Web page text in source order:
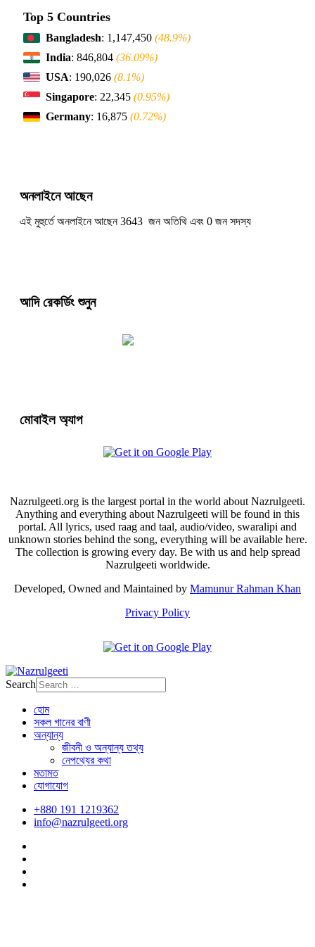
Top 5 Countries
Bangladesh: 1,147,450 (48.9%)
India: 846,804 (36.09%)
USA: 190,026 (8.1%)
Singapore: 22,345 (0.95%)
Germany: 16,875 (0.72%)
অনলাইনে আছেন
এই মুহুর্তে অনলাইনে আছেন 3643 জন অতিথি এবং 0 জন সদস্য
আদি রেকর্ডিং শুনুন
মোবাইল অ্যাপ
Nazrulgeeti.org is the largest portal in the world about Nazrulgeeti.
Anything and everything about Nazrulgeeti will be found in this
portal. All lyrics, used raag and taal, audio/video, swaralipi and
unknown stories behind the song, everything will be available here.
The collection is growing every day. Be with us and help spread
Nazrulgeeti worldwide.
Developed, Owned and Maintained by Mamunur Rahman Khan
Privacy Policy
Search
হোম
সকল গানের বাণী
অন্যান্য
জীবনী ও অন্যান্য তথ্য
নেপথ্যের কথা
মতামত
যোগাযোগ
+880 191 1219362
info@nazrulgeeti.org